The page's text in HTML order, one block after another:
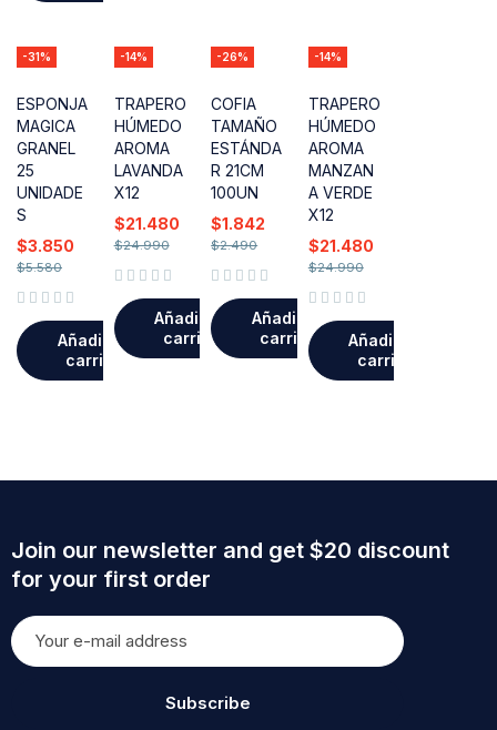
-31%
ESPONJA
MAGICA
GRANEL
25
UNIDADE
S
$5.580
$3.850
Añadir al
carrito
-14%
TRAPERO
HÚMEDO
AROMA
LAVANDA
X12
$24.990
$21.480
Añadir al
carrito
-26%
COFIA
TAMAÑO
ESTÁNDA
R 21CM
100UN
$2.490
$1.842
Añadir al
carrito
-14%
TRAPERO
HÚMEDO
AROMA
MANZAN
A VERDE
X12
$24.990
$21.480
Añadir al
carrito
Join our newsletter and get $20 discount
for your first order
Subscribe